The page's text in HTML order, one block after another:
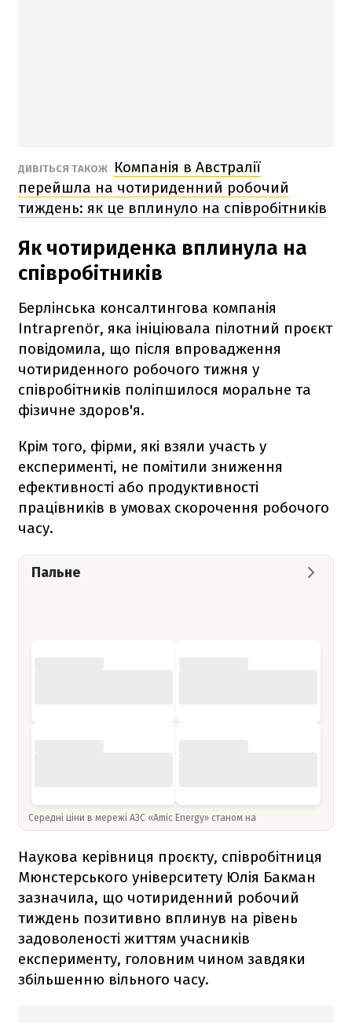
ДИВІТЬСЯ ТАКОЖ
Компанія в Австралії
перейшла на чотириденний робочий
тиждень: як це вплинуло на співробітників
Як чотириденка вплинула на
співробітників
Берлінська консалтингова компанія
Intraprenör, яка ініціювала пілотний проєкт
повідомила, що після впровадження
чотириденного робочого тижня у
співробітників поліпшилося моральне та
фізичне здоров'я.
Крім того, фірми, які взяли участь у
експерименті, не помітили зниження
ефективності або продуктивності
працівників в умовах скорочення робочого
часу.
Пальне
Середні ціни в мережі АЗС «Amic Energy» станом на
Наукова керівниця проєкту, співробітниця
Мюнстерського університету Юлія Бакман
зазначила, що чотириденний робочий
тиждень позитивно вплинув на рівень
задоволеності життям учасників
експерименту, головним чином завдяки
збільшенню вільного часу.